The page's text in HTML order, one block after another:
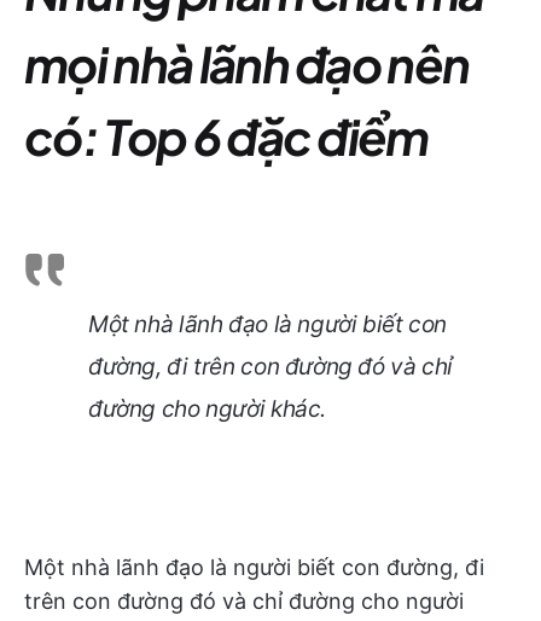
mọi nhà lãnh đạo nên
có: Top 6 đặc điểm
Một nhà lãnh đạo là người biết con
đường, đi trên con đường đó và chỉ
đường cho người khác.
Một nhà lãnh đạo là người biết con đường, đi
trên con đường đó và chỉ đường cho người